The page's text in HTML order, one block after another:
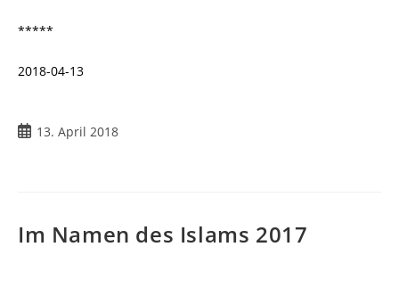
*****
2018-04-13
13. April 2018
Im Namen des Islams 2017